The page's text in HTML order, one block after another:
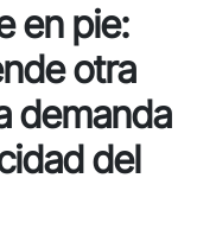
en pie:
otra
demanda
del